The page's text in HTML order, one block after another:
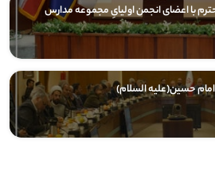
با اعضای انجمن اولیایِ مجموعه مدارس
حسین(علیه السلام)